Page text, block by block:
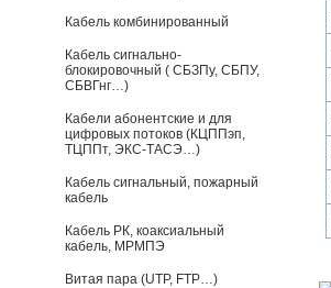
Кабель комбинированный
Кабель сигнально-
блокировочный ( СБЗПу, СБПУ,
СБВГнг…)
Кабели абонентские и для
цифровых потоков (КЦППэп,
ТЦППт, ЭКС-ТАСЭ…)
Кабель сигнальный, пожарный
кабель
Кабель РК, коаксиальный
кабель, МРМПЭ
Витая пара (UTP, FTP…)